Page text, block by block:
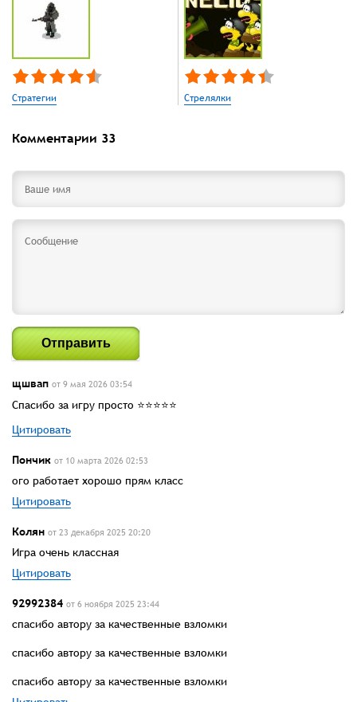
Стратегии Стрелялки
Комментарии 33
Отправить
щшвап от 9 мая 2026 03:54
Спасибо за игру просто ⭐⭐⭐⭐⭐
Цитировать
Пончик от 10 марта 2026 02:53
ого работает хорошо прям класс
Цитировать
Колян от 23 декабря 2025 20:20
Игра очень классная
Цитировать
92992384 от 6 ноября 2025 23:44
спасибо автору за качественные взломки
спасибо автору за качественные взломки
спасибо автору за качественные взломки